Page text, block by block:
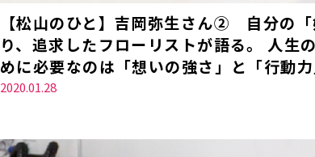
【松山のひと】吉岡弥生さん② 自分の
り、追求したフローリストが語る。 人生
めに必要なのは「想いの強さ」と「行動力
2020.01.28